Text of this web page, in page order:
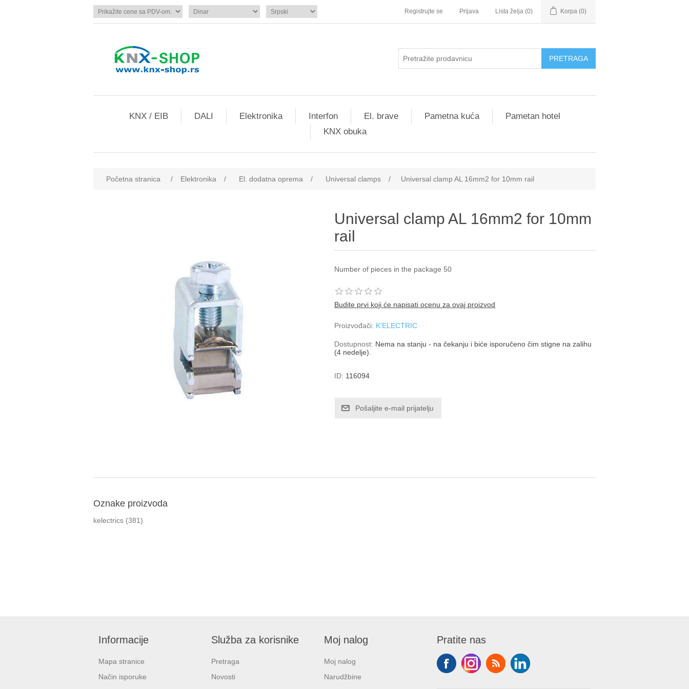
Registrujte se Prijava Lista želja (0) Korpa (0)
KNX / EIB DALI Elektronika Interfon El. brave Pametna kuća
Pametan hotel
KNX obuka
Početna stranica / Elektronika / El. dodatna oprema / Universal clamps / Universal clamp AL 16mm2 for 10mm rail
Universal clamp AL 16mm2 for 10mm
rail
Number of pieces in the package 50
Budite prvi koji će napisati ocenu za ovaj proizvod
Proizvođači: K'ELECTRIC
Dostupnost: Nema na stanju - na čekanju i biće isporučeno čim stigne na zalihu
(4 nedelje).
ID: 116094
Oznake proizvoda
kelectrics (381)
Informacije
Mapa stranice
Način isporuke
Služba za korisnike
Pretraga
Novosti
Moj nalog
Moj nalog
Narudžbine
Pratite nas